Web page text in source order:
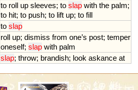
to roll up sleeves; to slap with the palm;
to hit; to push; to lift up; to fill
to slap
roll up; dismiss from one’s post; temper
oneself; slap with palm
slap; throw; brandish; look askance at